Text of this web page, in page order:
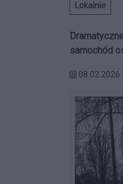
Lokalnie
samochód
08.02.2026